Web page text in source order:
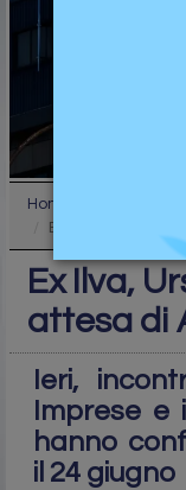
Home
Ex Ilva, Urso:
Ex Ilva,
attesa di
Ieri,
Imprese
hanno
il 24 giugno